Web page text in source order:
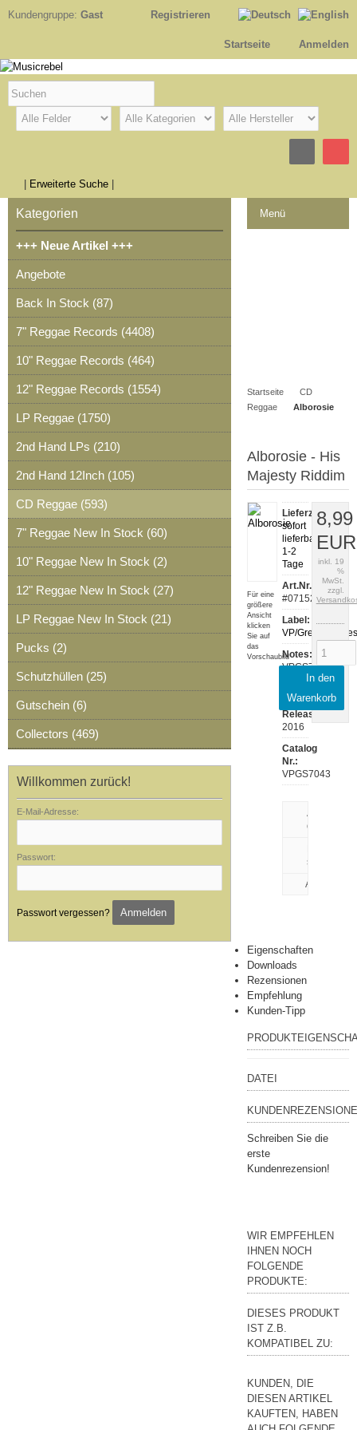
Kundengruppe: Gast Registrieren
Anmelden
Startseite
Erweiterte Suche
Menü
Startseite
CD
Reggae
Alborosie
Alborosie - His
Majesty Riddim
Für eine
größere
Ansicht
klicken
Sie auf
das
Vorschaubild
Lieferzeit:
sofort
lieferbar,
1-2
Tage
Art.Nr.:
#07152
Label:
VP/Greensleeves
Notes:
VPGS7043,
mint
Release:
2016
Catalog
Nr.:
VPGS7043
drucken
schreiben
8,99
EUR
inkl. 19
%
MwSt.
zzgl.
In den
Warenkorb
Eigenschaften
Downloads
Rezensionen
Empfehlung
Kunden-Tipp
DATEI
Schreiben Sie die
erste
Kundenrezension!
WIR EMPFEHLEN
IHNEN NOCH
FOLGENDE
PRODUKTE:
DIESES PRODUKT
IST Z.B.
KOMPATIBEL ZU:
KUNDEN, DIE
DIESEN ARTIKEL
KAUFTEN, HABEN
Kategorien
+++ Neue Artikel +++
Angebote
Back In Stock (87)
7" Reggae Records (4408)
10" Reggae Records (464)
12" Reggae Records (1554)
LP Reggae (1750)
2nd Hand LPs (210)
2nd Hand 12Inch (105)
CD Reggae (593)
7" Reggae New In Stock (60)
10" Reggae New In Stock (2)
12" Reggae New In Stock (27)
LP Reggae New In Stock (21)
Pucks (2)
Schutzhüllen (25)
Gutschein (6)
Collectors (469)
Willkommen zurück!
E-Mail-Adresse:
Passwort:
Passwort vergessen? Anmelden